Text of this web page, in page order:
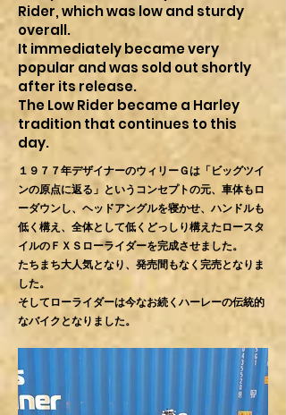
Rider, which was low and sturdy
overall.
It immediately became very
popular and was sold out shortly
after its release.
The Low Rider became a Harley
tradition that continues to this
day.
１９７７年デザイナーのウィリーＧは「ビッグツイ
ンの原点に返る」というコンセプトの元、車体もロ
ーダウンし、ヘッドアングルを寝かせ、ハンドルも
低く構え、全体として低くどっしり構えたロースタ
イルのＦＸＳローライダーを完成させました。
たちまち大人気となり、発売間もなく完売となりま
した。
そしてローライダーは今なお続くハーレーの伝統的
なバイクとなりました。